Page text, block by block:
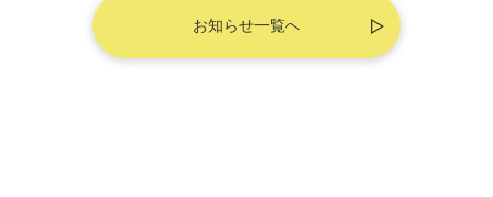
お知らせ一覧へ